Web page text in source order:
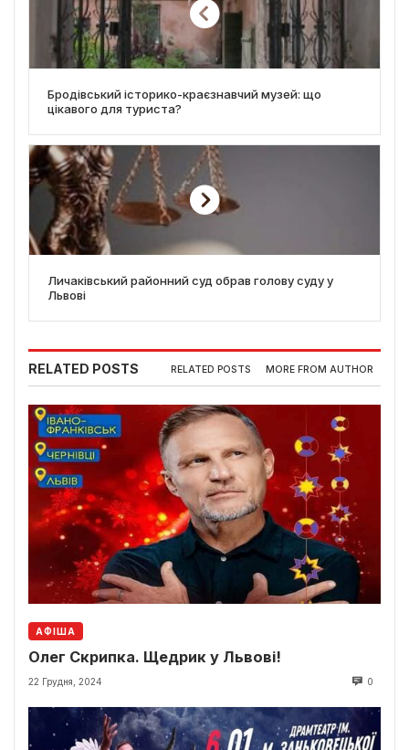
Бродівський історико-краєзнавчий музей: що
цікавого для туриста?
Личаківський районний суд обрав голову суду у
Львові
RELATED POSTS RELATED POSTS MORE FROM AUTHOR
АФІША
Олег Скрипка. Щедрик у Львові!
22 Грудня, 2024 0